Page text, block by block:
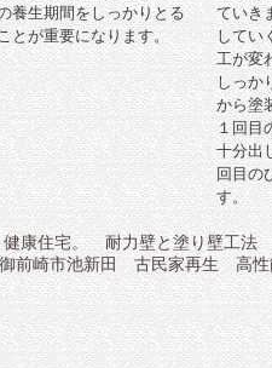
養生期間をしっかりとる
とが重要になります。
ていき
してい
工が変
しっか
から塗
１回目
十分出
回目の
す。
康住宅。 耐力壁と塗り壁工法
御前崎市池新田 古民家再生 高性